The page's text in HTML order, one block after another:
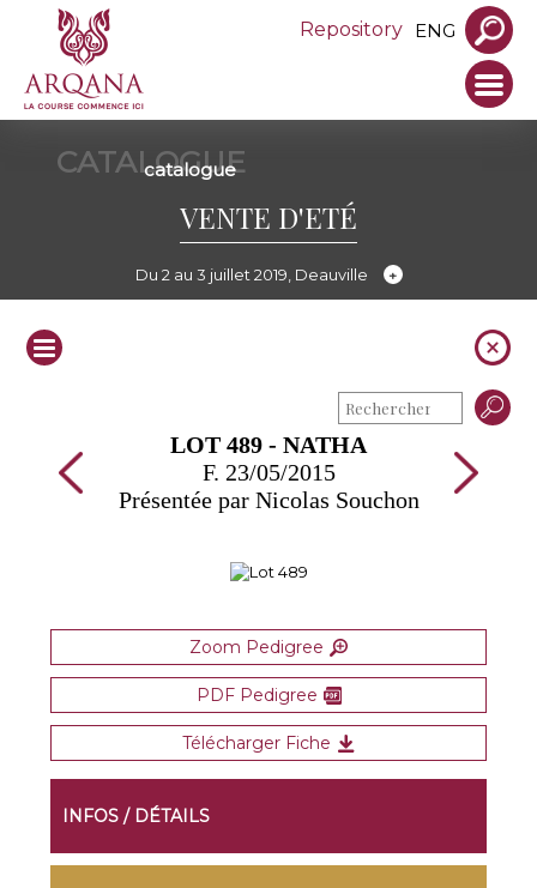
Repository ENG
CATALOGUE
catalogue
VENTE D'ETÉ
Du 2 au 3 juillet 2019, Deauville
LOT 489 - NATHA
F. 23/05/2015
Présentée par Nicolas Souchon
Zoom Pedigree
PDF Pedigree
Télécharger Fiche
INFOS / DÉTAILS